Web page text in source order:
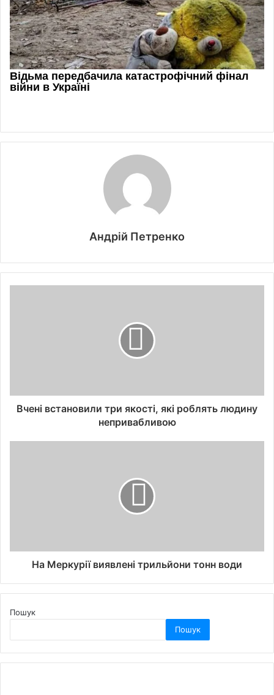
Андрій Петренко
Вчені встановили три якості, які роблять людину
непривабливою
На Меркурії виявлені трильйони тонн води
Пошук
Пошук